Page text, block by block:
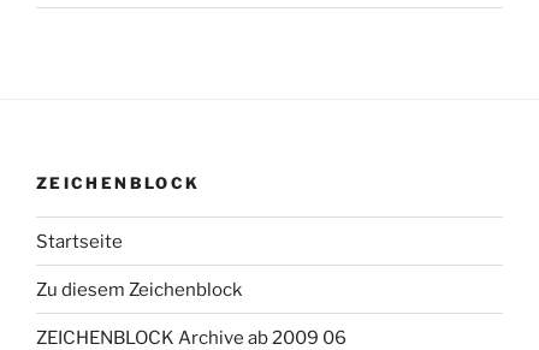
ZEICHENBLOCK
Startseite
Zu diesem Zeichenblock
ZEICHENBLOCK Archive ab 2009 06